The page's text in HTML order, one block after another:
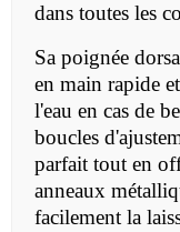
dans toutes les
Sa poignée
en main rapide
l'eau en cas de
boucles
parfait tout en
anneaux
facilement la